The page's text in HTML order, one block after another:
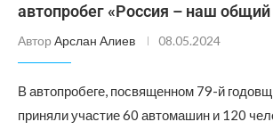
автопробег «Россия – наш
Автор Арслан Алиев 08.05.2024
В автопробеге, посвященном 79-й
приняли участие 60 автомашин и 120